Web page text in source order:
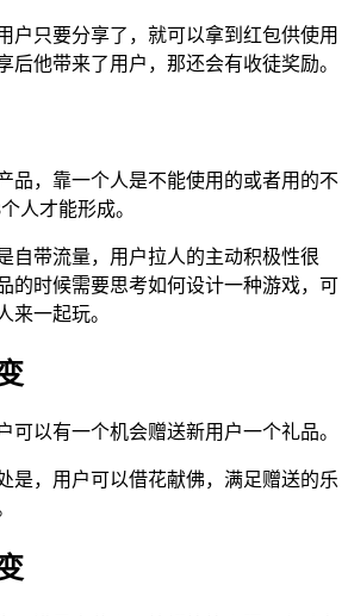
户只要分享了，就可以拿到红包供使用
后他带来了用户，那还会有收徒奖励。
品，靠一个人是不能使用的或者用的不
人才能形成。
自带流量，用户拉人的主动积极性很
的时候需要思考如何设计一种游戏，可
来一起玩。
可以有一个机会赠送新用户一个礼品。
是，用户可以借花献佛，满足赠送的乐